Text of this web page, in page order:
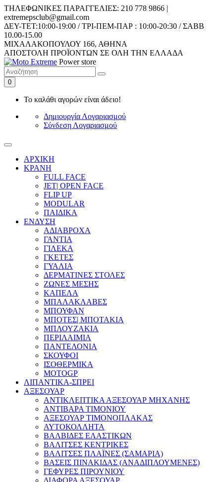
ΤΗΛΕΦΩΝΙΚΕΣ ΠΑΡΑΓΓΕΛΙΕΣ: 210 778 9866 |
extremepsclub@gmail.com
ΔEY-ΤET:10:00-19:00 / ΤΡΙ-ΠΕΜ-ΠΑΡ : 10:00-20:30 / ΣΑΒΒ
10.00-15.00
ΜΙΧΑΛΑΚΟΠΟΥΛΟΥ 166, ΑΘΗΝΑ
AΠΟΣΤΟΛΗ ΠΡΟΪΟΝΤΩΝ ΣΕ ΟΛΗ ΤΗΝ ΕΛΛΑΔΑ
Power store
0
Το καλάθι αγορών είναι άδειο!
Δημιουργία Λογαριασμού
Σύνδεση Λογαριασμού
ΑΡΧΙΚΗ
ΚΡΑΝΗ
FULL FACE
JET| OPEN FACE
FLIP UP
MODULAR
ΠΑΙΔΙΚΑ
ΕΝΔΥΣΗ
ΑΔΙΑΒΡΟΧΑ
ΓΑΝΤΙΑ
ΓΙΛΕΚΑ
ΓΚΕΤΕΣ
ΓΥΑΛΙΑ
ΔΕΡΜΑΤΙΝΕΣ ΣΤΟΛΕΣ
ΖΩΝΕΣ ΜΕΣΗΣ
ΚΑΠΕΛΑ
ΜΠΑΛΑΚΛΑΒΕΣ
ΜΠΟΥΦΑΝ
ΜΠΟΤΕΣ| ΜΠΟΤΑΚΙΑ
ΜΠΛΟΥΖΑΚΙΑ
ΠΕΡΙΛΑΙΜΙΑ
ΠΑΝΤΕΛΟΝΙΑ
ΣΚΟΥΦΟΙ
ΙΣΟΘΕΡΜΙΚΑ
MOTOGP
ΛΙΠΑΝΤΙΚΑ-ΣΠΡΕΙ
ΑΞΕΣΟΥΑΡ
ΑΝΤΙΚΛΕΠΤΙΚΑ ΑΞΕΣΟΥΑΡ ΜΗΧΑΝΗΣ
ΑΝΤΙΒΑΡΑ ΤΙΜΟΝΙΟΥ
ΑΞΕΣΟΥΑΡ ΤΙΜΟΝΟΠΛΑΚΑΣ
ΑΥΤΟΚΟΛΛΗΤΑ
ΒΑΛΒΙΔΕΣ ΕΛΑΣΤΙΚΩΝ
ΒΑΛΙΤΣΕΣ ΚΕΝΤΡΙΚΕΣ
ΒΑΛΙΤΣΕΣ ΠΛΑΪΝΕΣ (ΣΑΜΑΡΙΑ)
ΒΑΣΕΙΣ ΠΙΝΑΚΙΔΑΣ (ΑΝΑΔΙΠΛΟΥΜΕΝΕΣ)
ΓΕΦΥΡΕΣ ΠΙΡΟΥΝΙΟΥ
ΔΙΑΦΟΡΑ ΑΞΕΣΟΥΑΡ